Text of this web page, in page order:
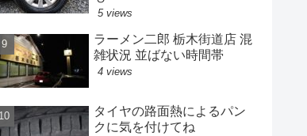
5 views
ラーメン二郎 栃木街道店 混
雑状況 並ばない時間帯
4 views
タイヤの路面熱によるパン
クに気を付けてね